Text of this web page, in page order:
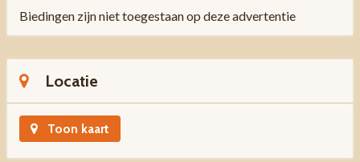
Biedingen zijn niet toegestaan op deze advertentie
Locatie
Toon kaart